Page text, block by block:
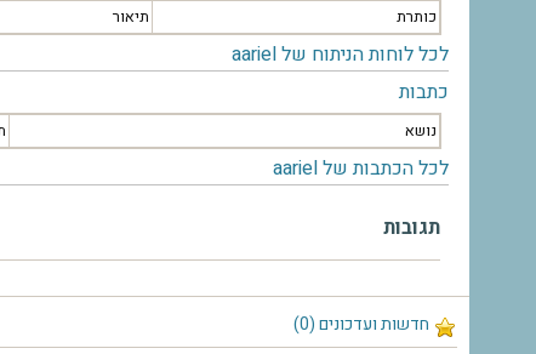
חדשות ועדכונים (0)
כותרת תיאור
לכל לוחות הניתוח של aariel
כתבות
נושא
לכל הכתבות של aariel
תגובות